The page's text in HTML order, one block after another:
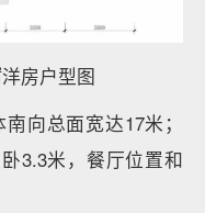
房户型图
向总面宽达17米；
3.3米，餐厅位置和